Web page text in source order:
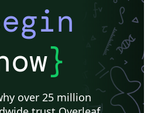
}
over 25 million